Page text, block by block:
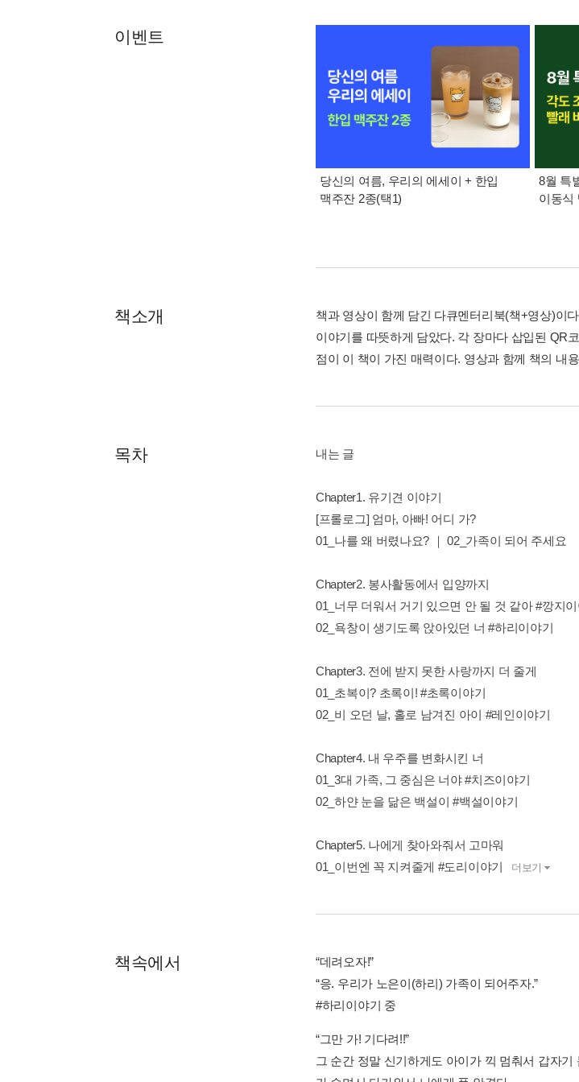
이벤트
당신의 여름, 우리의 에세이 + 한입
맥주잔 2종(택1)
8월 특
이동식
책소개
책과 영상이 함께 담긴 다큐멘터리북(책+영상)이
이야기를 따뜻하게 담았다. 각 장마다 삽입된 QR
점이 이 책이 가진 매력이다. 영상과 함께 책의 내
목차 내는 글
Chapter1. 유기견 이야기
[프롤로그] 엄마, 아빠! 어디 가?
01_나를 왜 버렸나요? ｜ 02_가족이 되어 주세요
Chapter2. 봉사활동에서 입양까지
01_너무 더워서 거기 있으면 안 될 것 같아 #깡지
02_욕창이 생기도록 앉아있던 너 #하리이야기
Chapter3. 전에 받지 못한 사랑까지 더 줄게
01_초복이? 초록이! #초록이야기
02_비 오던 날, 홀로 남겨진 아이 #레인이야기
Chapter4. 내 우주를 변화시킨 너
01_3대 가족, 그 중심은 너야 #치즈이야기
02_하얀 눈을 닮은 백설이 #백설이야기
Chapter5. 나에게 찾아와줘서 고마워
01_이번엔 꼭 지켜줄게 #도리이야기
더보기
책속에서
“데려오자!”
“응. 우리가 노은이(하리) 가족이 되어주자.”
#하리이야기 중
“그만 가! 기다려!!”
그 순간 정말 신기하게도 아이가 끽 멈춰서 갑자기